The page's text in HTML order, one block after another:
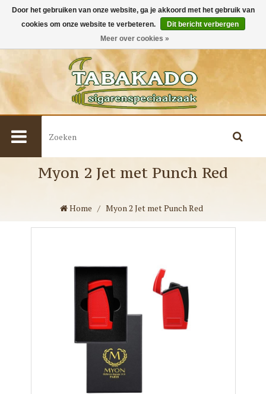
Myon 2 Jet met Punch Red
Home / Myon 2 Jet met Punch Red
Door het gebruiken van onze website, ga je akkoord met het gebruik van
cookies om onze website te verbeteren.
Dit bericht verbergen
Meer over cookies »